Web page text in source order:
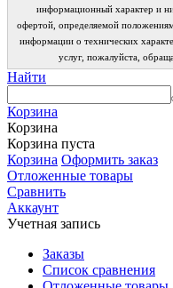
информационный характер и
офертой, определяемой
информации о технических
услуг, пожалуйста,
Найти
Корзина
Корзина
Корзина пуста
Корзина Оформить заказ
Отложенные товары
Сравнить
Аккаунт
Учетная запись
Заказы
Список сравнения